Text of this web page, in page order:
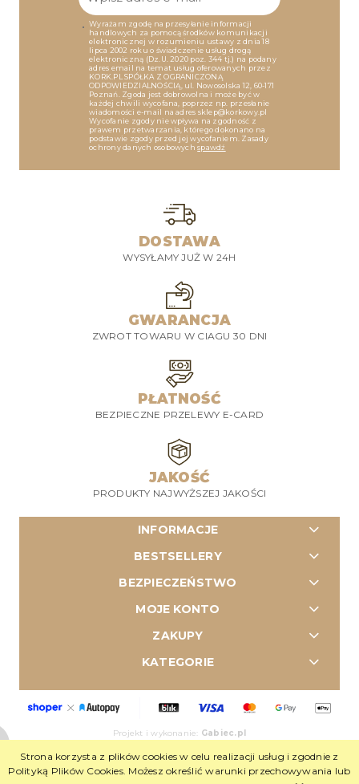
Strona korzysta z plików cookies w celu realizacji usług i zgodnie z
Polityką Plików Cookies. Możesz określić warunki przechowywania lub
Wyrażam zgodę na przesyłanie informacji
handlowych za pomocą środków komunikacji
elektronicznej w rozumieniu ustawy z dnia 18
lipca 2002 roku o świadczenie usług drogą
elektroniczną (Dz.U. 2020 poz. 344 tj.) na podany
adres email na temat usług oferowanych przez
KORK.PL SPÓŁKA Z OGRANICZONĄ
ODPOWIEDZIALNOŚCIĄ, ul. Nowosolska 12, 60-171
Poznań. Zgoda jest dobrowolna i może być w
każdej chwili wycofana, poprzez np. przesłanie
wiadomości e-mail na adres sklep@korkowy.pl
Wycofanie zgody nie wpływa na zgodność z
prawem przetwarzania, którego dokonano na
podstawie zgody przed jej wycofaniem. Zasady
ochrony danych osobowychspawdź
DOSTAWA
WYSYŁAMY JUŻ W 24H
GWARANCJA
ZWROT TOWARU W CIAGU 30 DNI
PŁATNOŚĆ
BEZPIECZNE PRZELEWY E-CARD
JAKOŚĆ
PRODUKTY NAJWYŻSZEJ JAKOŚCI
INFORMACJE
BESTSELLERY
BEZPIECZEŃSTWO
MOJE KONTO
ZAKUPY
KATEGORIE
Projekt i wykonanie: Gabiec.pl
Sklep internetowy Shoper Premium